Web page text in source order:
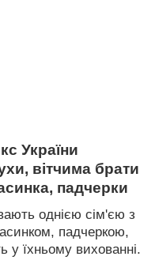
України
вітчима брати
падчерки
однією сім'єю з
падчеркою,
у їхньому вихованні.